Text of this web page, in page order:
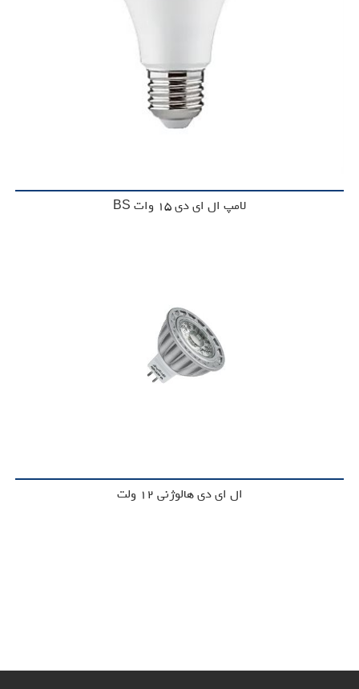
لامپ ال ای دی 15 وات BS
ال ای دی هالوژنی 12 ولت